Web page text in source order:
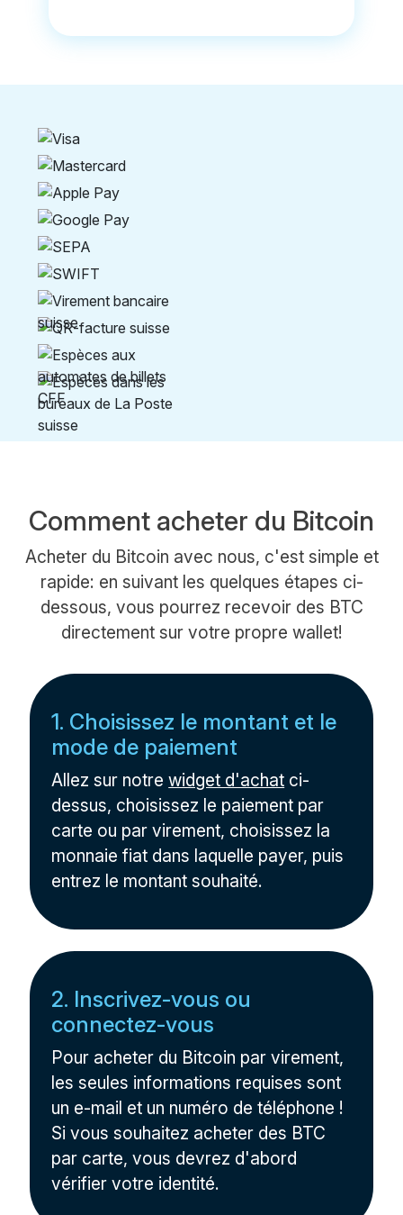
Comment acheter du Bitcoin
Acheter du Bitcoin avec nous, c'est simple et
rapide: en suivant les quelques étapes ci-
dessous, vous pourrez recevoir des BTC
directement sur votre propre wallet!
1. Choisissez le montant et le
mode de paiement
Allez sur notrewidget d'achat ci-
dessus, choisissez le paiement par
carte ou par virement, choisissez la
monnaie fiat dans laquelle payer, puis
entrez le montant souhaité.
2. Inscrivez-vous ou
connectez-vous
Pour acheter du Bitcoin par virement,
les seules informations requises sont
un e-mail et un numéro de téléphone !
Si vous souhaitez acheter des BTC
par carte, vous devrez d'abord
vérifier votre identité.